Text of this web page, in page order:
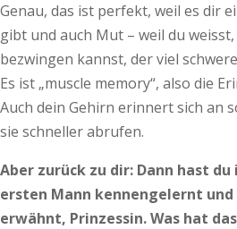
Genau, das ist perfekt, weil es dir
gibt und auch Mut – weil du
bezwingen kannst, der viel
Es ist „muscle memory“, also die
Auch dein Gehirn erinnert sich an
sie schneller abrufen.
Aber zurück zu dir: Dann hast
ersten Mann kennengelernt
erwähnt, Prinzessin. Was hat